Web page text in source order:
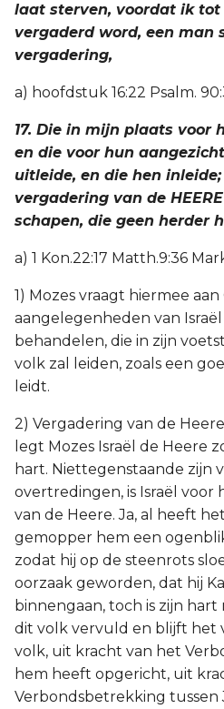
laat sterven, voordat ik
vergaderd word, een man
vergadering,
a) hoofdstuk 16:22 Psalm.
17. Die in mijn plaats voor
en die voor hun
uitleide, en die hen inleide;
vergadering van de
schapen, die geen herder
a) 1 Kon.22:17 Matth.9:36
1) Mozes vraagt hiermee
aangelegenheden van
behandelen, die in zijn
volk zal leiden, zoals een
leidt.
2) Vergadering van de
legt Mozes Israël de Heere
hart. Niettegenstaande zijn
overtredingen, is Israël voor
van de Heere. Ja, al heeft
gemopper hem een
zodat hij op de steenrots
oorzaak geworden, dat hij
binnengaan, toch is zijn
dit volk vervuld en blijft het
volk, uit kracht van het
hem heeft opgericht, uit
Verbondsbetrekking tussen